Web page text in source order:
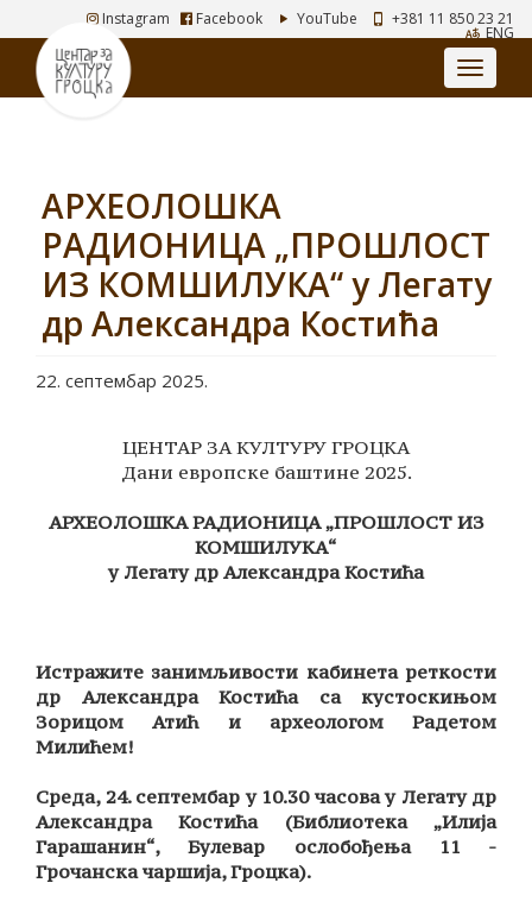
Instagram Facebook YouTube +381 11 850 23 21
ENG
АРХЕОЛОШКА
РАДИОНИЦА „ПРОШЛОСТ
ИЗ КОМШИЛУКА“ у Легату
др Александра Костића
22. септембар 2025.
ЦЕНТАР ЗА КУЛТУРУ ГРОЦКА
Дани европске баштине 2025.
АРХЕОЛОШКА РАДИОНИЦА „ПРОШЛОСТ ИЗ
КОМШИЛУКА“
у Легату др Александра Костића
Истражите занимљивости кабинета реткости
др Александра Костића са кустоскињом
Зорицом Атић и археологом Радетом
Милићем!
Среда, 24. септембар у 10.30 часова у Легату др
Александра Костића (Библиотека „Илија
Гарашанин“, Булевар ослобођења 11 -
Грочанска чаршија, Гроцка).